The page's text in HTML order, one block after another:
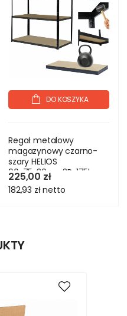
DO KOSZYKA
Regał metalowy
magazynowy czarno-
szary HELIOS
90x75x30cm 3Px175kg
SOLIDNY
225,00 zł
182,93 złnetto